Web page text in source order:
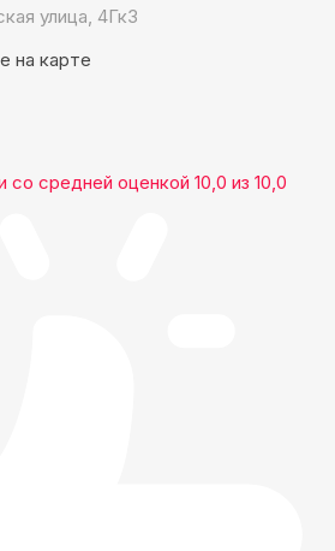
улица, 4Гк3
на карте
со средней оценкой 10,0 из 10,0